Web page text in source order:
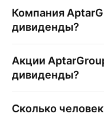
Компания
дивиденды?
Акции
дивиденды?
Сколько